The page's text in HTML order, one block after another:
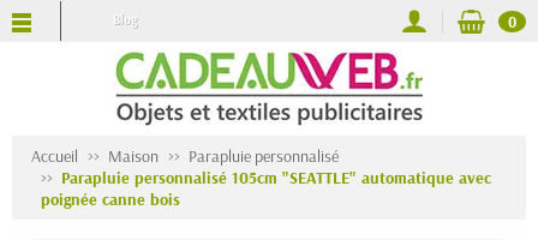
Blog 0
Accueil Maison
Parapluie personnalisé
Parapluie personnalisé 105cm "SEATTLE" automatique avec
poignée canne bois